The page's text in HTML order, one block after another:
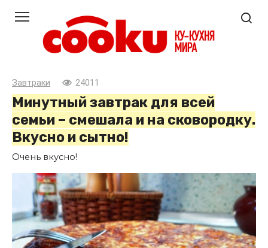
контенту
Завтраки 24011
Минутный завтрак для всей
семьи – смешала и на сковородку.
Вкусно и сытно!
Очень вкусно!